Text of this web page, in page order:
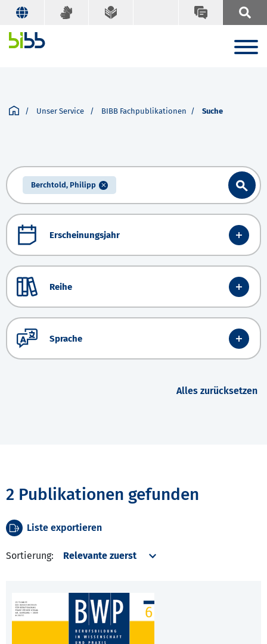
Unser Service BIBB Fachpublikationen Suche
Berchtold, Philipp
Erscheinungsjahr
Reihe
Sprache
Alles zurücksetzen
2 Publikationen gefunden
Liste exportieren
Sortierung: